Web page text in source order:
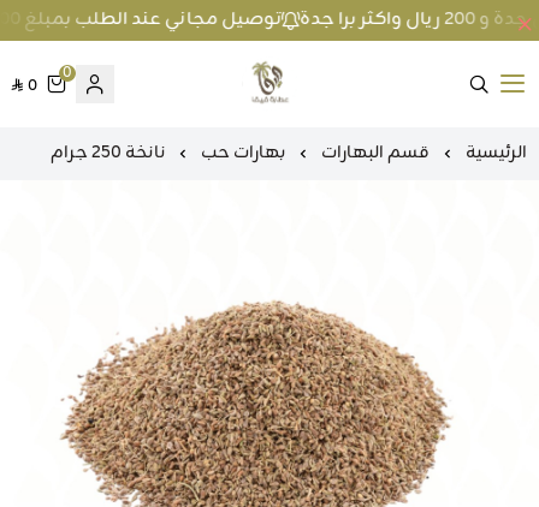
توصيل مجاني عند الطلب بمبلغ 100 ريال واكثر داخل جدة و 200 ريال واكثر برا جدة
متجر عطارة فيفا
0
0
الرئيسية قسم البهارات بهارات حب نانخة 250 جرام